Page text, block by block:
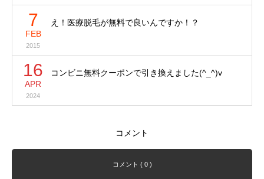
7
FEB
2015
え！医療脱毛が無料で良いんですか！？
16
APR
2024
コンビニ無料クーポンで引き換えました(^_^)v
コメント
コメント ( 0 )